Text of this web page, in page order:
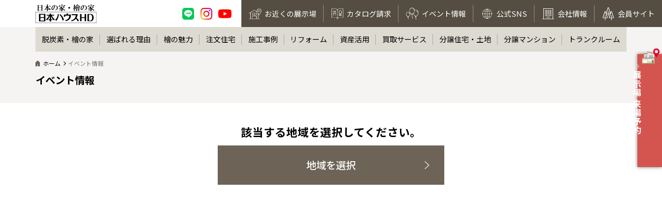
お近くの展示場 カタログ請求 イベント情報 公式SNS 会社情報 会員サイト
展示場 来場予約
脱炭素・檜の家 選ばれる理由 檜の魅力 注文住宅 施工事例 リフォーム 資産活用 買取サービス 分譲住宅・土地 分譲マンション トランクルーム
ホーム イベント情報
イベント情報
該当する地域を選択してください。
地域を選択